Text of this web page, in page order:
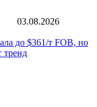
03.08.2026
до $361/т FOB, но
тренд